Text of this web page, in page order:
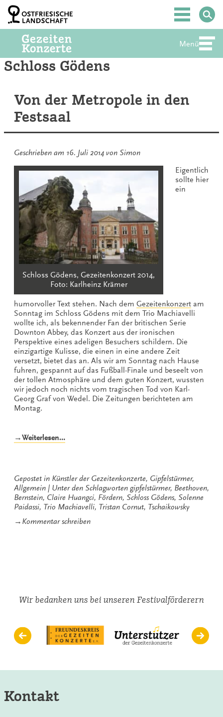
Zum
Inhalt
springen
Hauptmenü
Menü
Schloss Gödens
Von der Metropole in den
Festsaal
Geschrieben am 16. Juli 2014 von Simon
Schloss Gödens, Gezeitenkonzert 2014,
Foto: Karlheinz Krämer
Eigentlich
sollte hier
ein
humorvoller Text stehen. Nach dem Gezeitenkonzert am
Sonntag im Schloss Gödens mit dem Trio Machiavelli
wollte ich, als bekennender Fan der britischen Serie
Downton Abbey, das Konzert aus der ironischen
Perspektive eines adeligen Besuchers schildern. Die
einzigartige Kulisse, die einen in eine andere Zeit
versetzt, bietet das an. Als wir am Sonntag nach Hause
fuhren, gespannt auf das Fußball-Finale und beseelt von
der tollen Atmosphäre und dem guten Konzert, wussten
wir jedoch noch nichts vom tragischen Tod von Karl-
Georg Graf von Wedel. Die Zeitungen berichteten am
Montag.
→Weiterlesen…„Von
den
Festsaal“
Gepostet in Künstler der Gezeitenkonzerte, Gipfelstürmer,
Allgemein
Unter den Schlagworten gipfelstürmer, Beethoven,
Bernstein, Claire Huangci, Fördern, Schloss Gödens, Solenne
Paidassi, Trio Machiavelli, Tristan Cornut, Tschaikowsky
→ Kommentar schreibenzu
Wir bedanken uns bei unseren Festivalförderern
Kontakt